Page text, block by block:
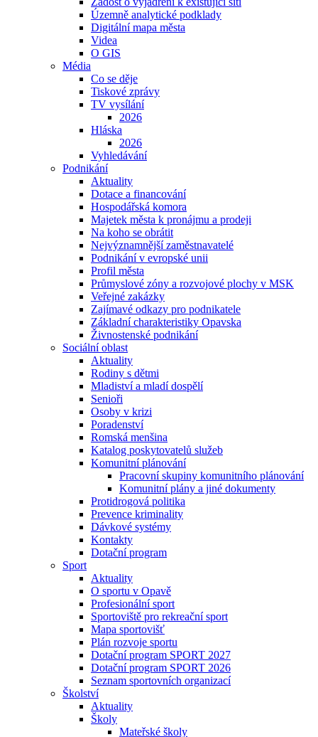
Územně analytické podklady
Digitální mapa města
Videa
O GIS
Média
Co se děje
Tiskové zprávy
TV vysílání
2026
Hláska
2026
Vyhledávání
Podnikání
Aktuality
Dotace a financování
Hospodářská komora
Majetek města k pronájmu a prodeji
Na koho se obrátit
Nejvýznamnější zaměstnavatelé
Podnikání v evropské unii
Profil města
Průmyslové zóny a rozvojové plochy v MSK
Veřejné zakázky
Zajímavé odkazy pro podnikatele
Základní charakteristiky Opavska
Živnostenské podnikání
Sociální oblast
Aktuality
Rodiny s dětmi
Mladiství a mladí dospělí
Senioři
Osoby v krizi
Poradenství
Romská menšina
Katalog poskytovatelů služeb
Komunitní plánování
Pracovní skupiny komunitního plánování
Komunitní plány a jiné dokumenty
Protidrogová politika
Prevence kriminality
Dávkové systémy
Kontakty
Dotační program
Sport
Aktuality
O sportu v Opavě
Profesionální sport
Sportoviště pro rekreační sport
Mapa sportovišť
Plán rozvoje sportu
Dotační program SPORT 2027
Dotační program SPORT 2026
Seznam sportovních organizací
Školství
Aktuality
Školy
Mateřské školy